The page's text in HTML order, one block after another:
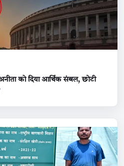
को दिया आर्थिक संबल, छोटी